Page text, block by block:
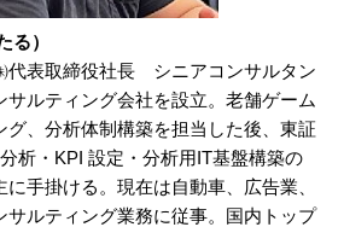
）
代表取締役社長 シニアコンサルタン
サルティング会社を設立。老舗ゲーム
グ、分析体制構築を担当した後、東証
析・KPI 設定・分析用IT基盤構築の
手掛ける。現在は自動車、広告業、
サルティング業務に従事。国内トップ